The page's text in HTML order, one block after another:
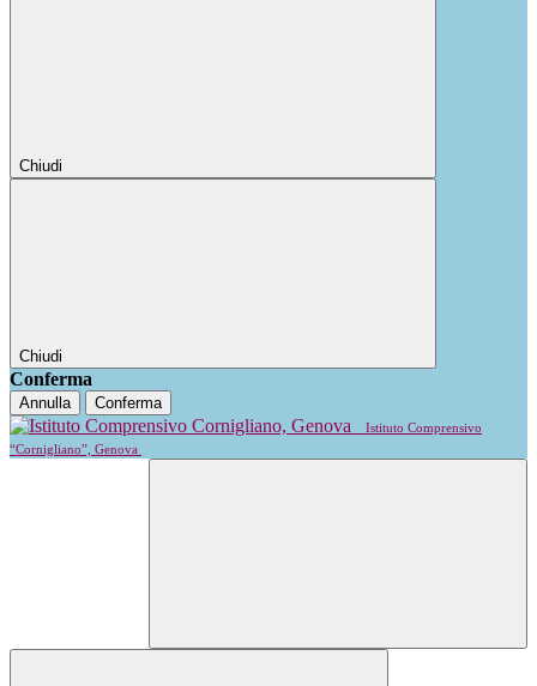
Chiudi
Chiudi
Conferma
Annulla Conferma
Istituto Comprensivo
“Cornigliano”, Genova